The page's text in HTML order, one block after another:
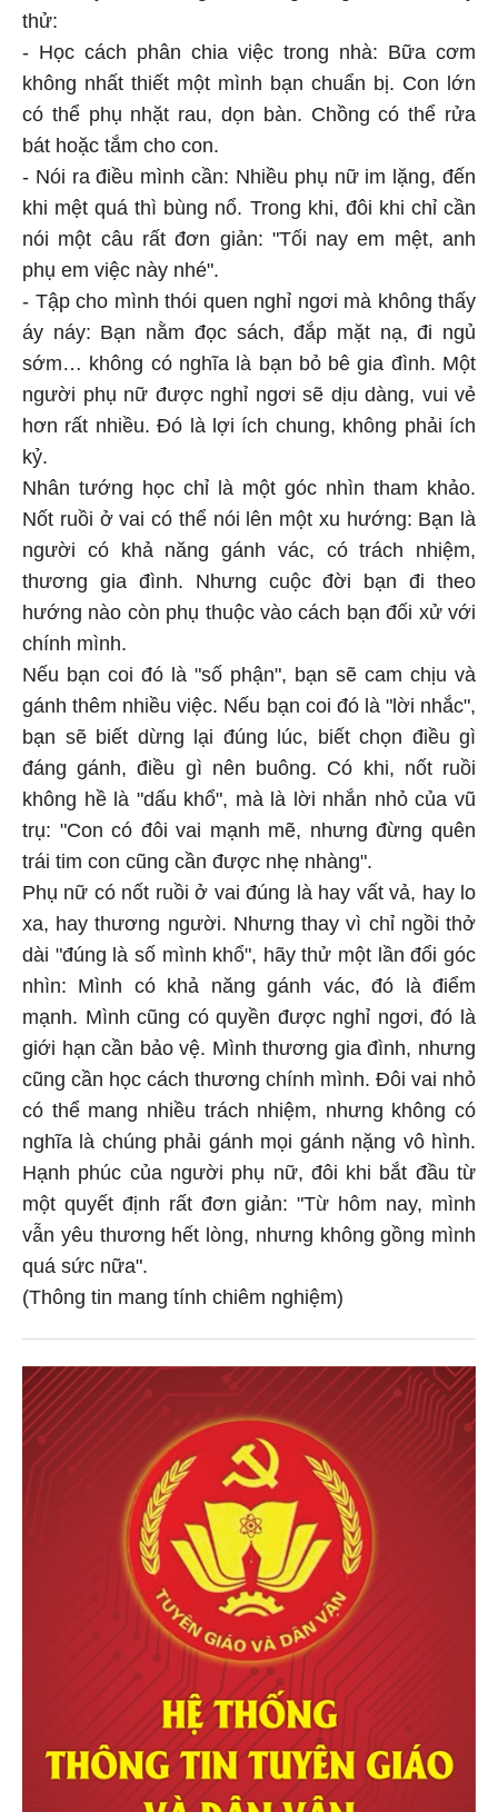
thử:
- Học cách phân chia việc trong nhà: Bữa cơm
không nhất thiết một mình bạn chuẩn bị. Con lớn
có thể phụ nhặt rau, dọn bàn. Chồng có thể rửa
bát hoặc tắm cho con.
- Nói ra điều mình cần: Nhiều phụ nữ im lặng, đến
khi mệt quá thì bùng nổ. Trong khi, đôi khi chỉ cần
nói một câu rất đơn giản: "Tối nay em mệt, anh
phụ em việc này nhé".
- Tập cho mình thói quen nghỉ ngơi mà không thấy
áy náy: Bạn nằm đọc sách, đắp mặt nạ, đi ngủ
sớm… không có nghĩa là bạn bỏ bê gia đình. Một
người phụ nữ được nghỉ ngơi sẽ dịu dàng, vui vẻ
hơn rất nhiều. Đó là lợi ích chung, không phải ích
kỷ.
Nhân tướng học chỉ là một góc nhìn tham khảo.
Nốt ruồi ở vai có thể nói lên một xu hướng: Bạn là
người có khả năng gánh vác, có trách nhiệm,
thương gia đình. Nhưng cuộc đời bạn đi theo
hướng nào còn phụ thuộc vào cách bạn đối xử với
chính mình.
Nếu bạn coi đó là "số phận", bạn sẽ cam chịu và
gánh thêm nhiều việc. Nếu bạn coi đó là "lời nhắc",
bạn sẽ biết dừng lại đúng lúc, biết chọn điều gì
đáng gánh, điều gì nên buông. Có khi, nốt ruồi
không hề là "dấu khổ", mà là lời nhắn nhỏ của vũ
trụ: "Con có đôi vai mạnh mẽ, nhưng đừng quên
trái tim con cũng cần được nhẹ nhàng".
Phụ nữ có nốt ruồi ở vai đúng là hay vất vả, hay lo
xa, hay thương người. Nhưng thay vì chỉ ngồi thở
dài "đúng là số mình khổ", hãy thử một lần đổi góc
nhìn: Mình có khả năng gánh vác, đó là điểm
mạnh. Mình cũng có quyền được nghỉ ngơi, đó là
giới hạn cần bảo vệ. Mình thương gia đình, nhưng
cũng cần học cách thương chính mình. Đôi vai nhỏ
có thể mang nhiều trách nhiệm, nhưng không có
nghĩa là chúng phải gánh mọi gánh nặng vô hình.
Hạnh phúc của người phụ nữ, đôi khi bắt đầu từ
một quyết định rất đơn giản: "Từ hôm nay, mình
vẫn yêu thương hết lòng, nhưng không gồng mình
quá sức nữa".
(Thông tin mang tính chiêm nghiệm)